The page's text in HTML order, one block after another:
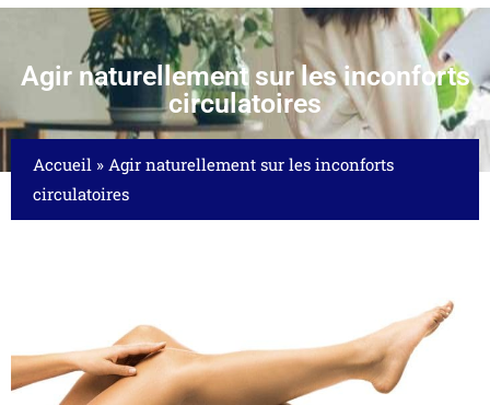
Agir naturellement sur les inconforts
circulatoires
Accueil » Agir naturellement sur les inconforts
circulatoires